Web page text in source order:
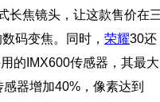
长焦镜头，让这款售价在
码变焦。同时， 荣耀30还
的IMX600传感器，其最大
器增加40%，像素达到